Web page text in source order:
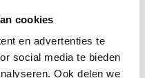
cookies
en advertenties te
social media te bieden
Ook delen we